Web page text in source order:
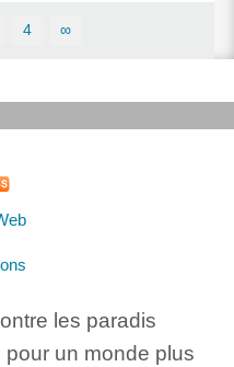
4 ∞
les paradis
un monde plus